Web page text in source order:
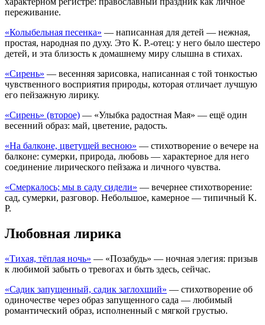
переживание.
«Колыбельная песенка» — написанная для детей — нежная,
простая, народная по духу. Это К. Р.-отец: у него было шестеро
детей, и эта близость к домашнему миру слышна в стихах.
«Сирень» — весенняя зарисовка, написанная с той тонкостью
чувственного восприятия природы, которая отличает лучшую
его пейзажную лирику.
«Сирень» (второе) — «Улыбка радостная Мая» — ещё один
весенний образ: май, цветение, радость.
«На балконе, цветущей весною» — стихотворение о вечере на
балконе: сумерки, природа, любовь — характерное для него
соединение лирического пейзажа и личного чувства.
«Смеркалось; мы в саду сидели» — вечернее стихотворение:
сад, сумерки, разговор. Небольшое, камерное — типичный К.
Р.
Любовная лирика
«Тихая, тёплая ночь» — «Позабудь» — ночная элегия: призыв
к любимой забыть о тревогах и быть здесь, сейчас.
«Садик запущенный, садик заглохший» — стихотворение об
одиночестве через образ запущенного сада — любимый
романтический образ, исполненный с мягкой грустью.